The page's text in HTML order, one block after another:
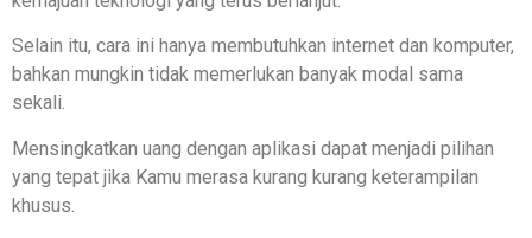
Selain itu, cara ini hanya membutuhkan internet dan komputer,
bahkan mungkin tidak memerlukan banyak modal sama
sekali.
Mensingkatkan uang dengan aplikasi dapat menjadi pilihan
yang tepat jika Kamu merasa kurang kurang keterampilan
khusus.